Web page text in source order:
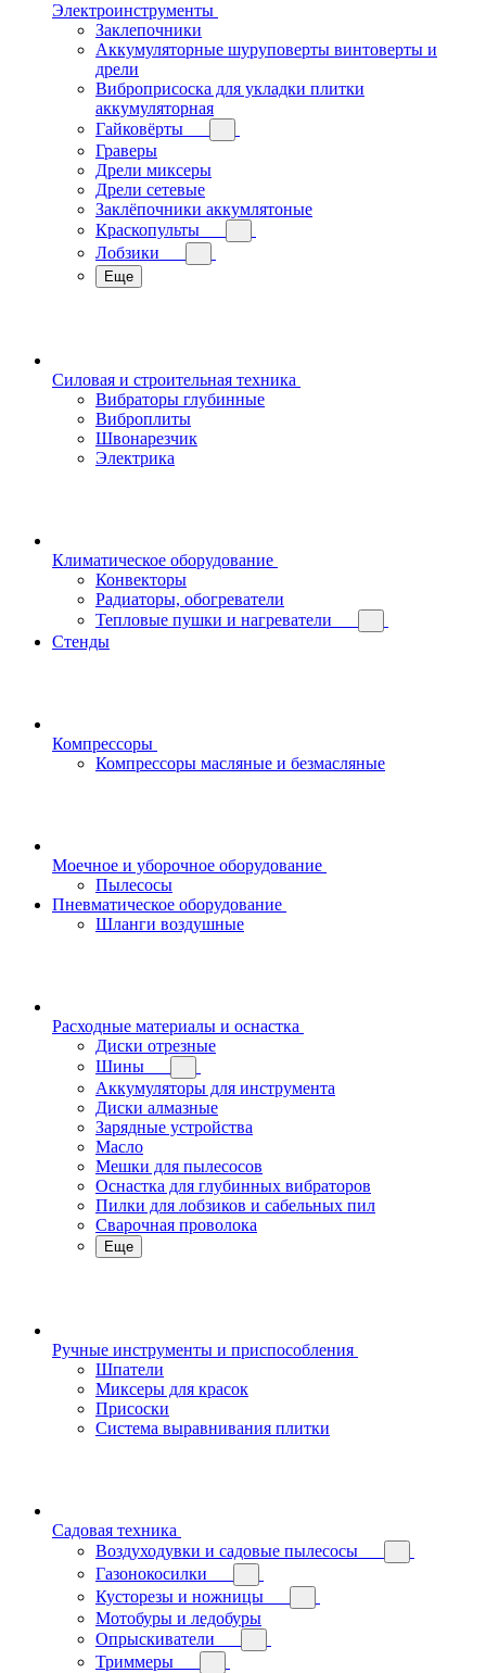
Электроинструменты
Заклепочники
Аккумуляторные шуруповерты винтоверты и
дрели
Виброприсоска для укладки плитки
аккумуляторная
Гайковёрты
Граверы
Дрели миксеры
Дрели сетевые
Заклёпочники аккумлятоные
Краскопульты
Лобзики
Еще
Силовая и строительная техника
Вибраторы глубинные
Виброплиты
Швонарезчик
Электрика
Климатическое оборудование
Конвекторы
Радиаторы, обогреватели
Тепловые пушки и нагреватели
Стенды
Компрессоры
Компрессоры масляные и безмасляные
Моечное и уборочное оборудование
Пылесосы
Пневматическое оборудование
Шланги воздушные
Расходные материалы и оснастка
Диски отрезные
Шины
Аккумуляторы для инструмента
Диски алмазные
Зарядные устройства
Масло
Мешки для пылесосов
Оснастка для глубинных вибраторов
Пилки для лобзиков и сабельных пил
Сварочная проволока
Еще
Ручные инструменты и приспособления
Шпатели
Миксеры для красок
Присоски
Система выравнивания плитки
Садовая техника
Воздуходувки и садовые пылесосы
Газонокосилки
Кусторезы и ножницы
Мотобуры и ледобуры
Опрыскиватели
Триммеры